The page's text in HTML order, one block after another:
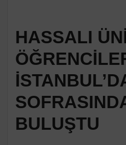
HASSALI
BULUŞTU